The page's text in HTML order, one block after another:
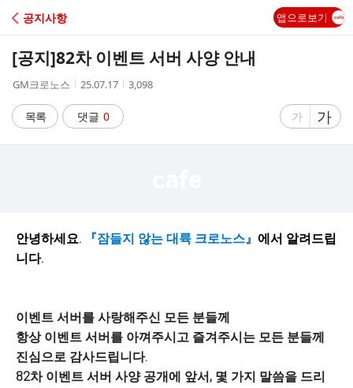
C
A
공지사항 앱으로보기
[공지]82차 이벤트 서버 사양 안내
작
자
GM크로노스
작
시
간
25.07.17
조
3,098
목록 댓글 0
글
게
가
글
자
게
가
안녕하세요. 『잠들지 않는 대륙 크로노스』 에서 알려드립
니다.
이벤트 서버를 사랑해주신 모든 분들께
항상 이벤트 서버를 아껴주시고 즐겨주시는 모든 분들께
진심으로 감사드립니다.
82차 이벤트 서버 사양 공개에 앞서, 몇 가지 말씀을 드리